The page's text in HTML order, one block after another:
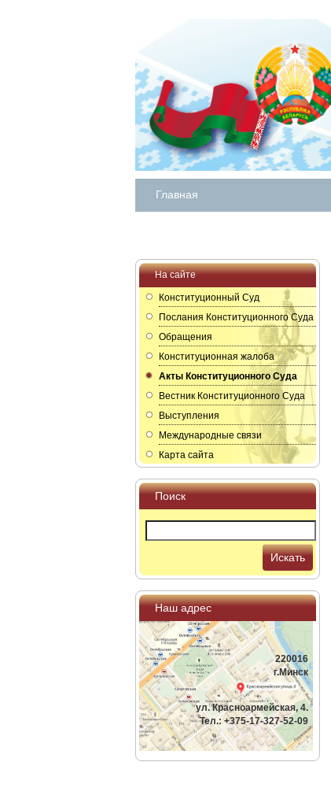
Главная
На сайте
Конституционный Суд
Послания Конституционного Суда
Обращения
Конституционная жалоба
Акты Конституционного Суда
Вестник Конституционного Суда
Выступления
Международные связи
Карта сайта
Поиск
Искать
Наш адрес
220016
г.Минск
ул. Красноармейская, 4.
Тел.: +375-17-327-52-09